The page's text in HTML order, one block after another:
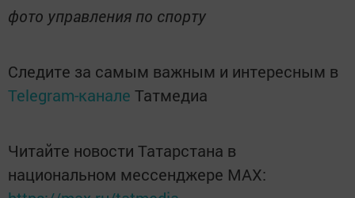
фото управления по спорту
Следите за самым важным и интересным в
Telegram-канале Татмедиа
Читайте новости Татарстана в
национальном мессенджере MАХ: